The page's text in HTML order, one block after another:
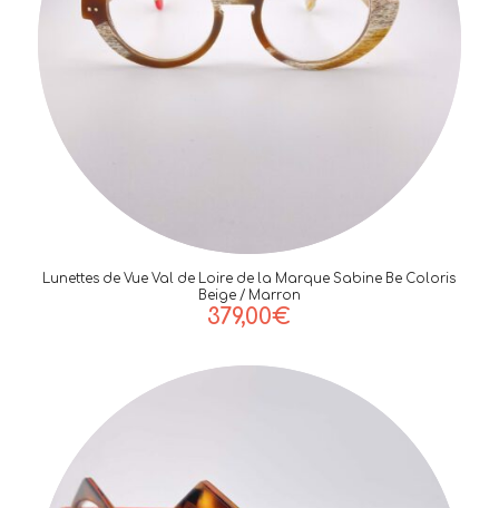
Lunettes de Vue Val de Loire de la Marque Sabine Be Coloris
Beige / Marron
379,00€